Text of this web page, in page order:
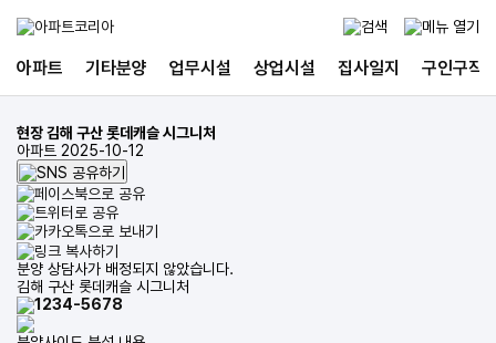
아파트 기타분양 업무시설 상업시설 집사일지 구인구직
현장김해 구산 롯데캐슬 시그니처
아파트 2025-10-12
분양 상담사가 배정되지 않았습니다.
김해 구산 롯데캐슬 시그니처
1234-5678